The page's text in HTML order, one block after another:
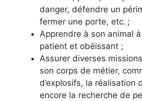
danger, défendre un
fermer une porte, etc. ;
Apprendre à son animal
patient et obéissant ;
Assurer diverses
son corps de métier,
d’explosifs, la réalisation
encore la recherche de